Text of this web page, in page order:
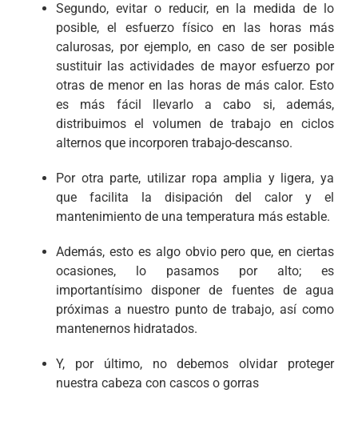
Segundo, evitar o reducir, en la medida de lo
posible, el esfuerzo físico en las horas más
calurosas, por ejemplo, en caso de ser posible
sustituir las actividades de mayor esfuerzo por
otras de menor en las horas de más calor. Esto
es más fácil llevarlo a cabo si, además,
distribuimos el volumen de trabajo en ciclos
alternos que incorporen trabajo-descanso.
Por otra parte, utilizar ropa amplia y ligera, ya
que facilita la disipación del calor y el
mantenimiento de una temperatura más estable.
Además, esto es algo obvio pero que, en ciertas
ocasiones, lo pasamos por alto; es
importantísimo disponer de fuentes de agua
próximas a nuestro punto de trabajo, así como
mantenernos hidratados.
Y, por último, no debemos olvidar proteger
nuestra cabeza con cascos o gorras